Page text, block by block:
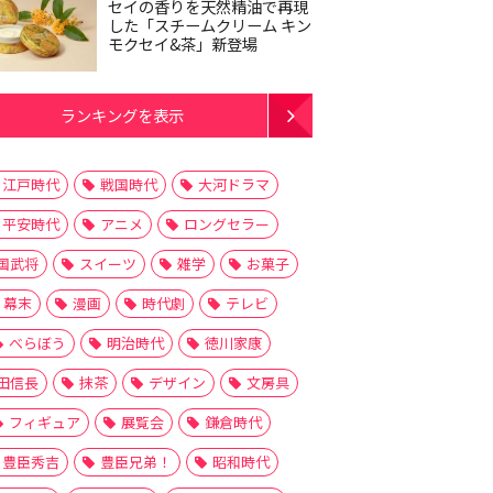
セイの香りを天然精油で再現
した「スチームクリーム キン
モクセイ&茶」新登場
ランキングを表示
江戸時代 戦国時代
大河ドラマ
平安時代
アニメ
ロングセラー
武将
スイーツ 雑学
お菓子
幕末
漫画 時代劇
テレビ
べらぼう
明治時代
徳川家康
信長
抹茶 デザイン
文房具
フィギュア
展覧会
鎌倉時代
豊臣秀吉
豊臣兄弟！
昭和時代